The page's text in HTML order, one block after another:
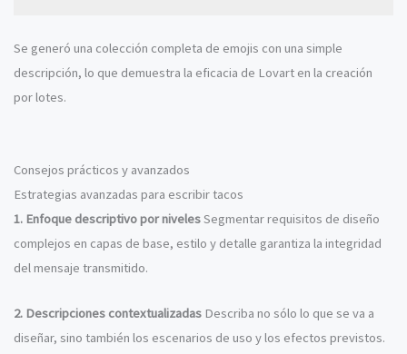
Se generó una colección completa de emojis con una simple
descripción, lo que demuestra la eficacia de Lovart en la creación
por lotes.
Consejos prácticos y avanzados
Estrategias avanzadas para escribir tacos
1. Enfoque descriptivo por nivelesSegmentar requisitos de diseño
complejos en capas de base, estilo y detalle garantiza la integridad
del mensaje transmitido.
2. Descripciones contextualizadas Describa no sólo lo que se va a
diseñar, sino también los escenarios de uso y los efectos previstos.